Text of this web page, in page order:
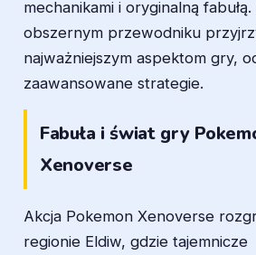
mechanikami i oryginalną
obszernym przewodniku
najważniejszym aspektom gry,
zaawansowane strategie.
Fabuła i świat gry
Xenoverse
Akcja Pokemon Xenoverse
regionie Eldiw, gdzie tajemnicze